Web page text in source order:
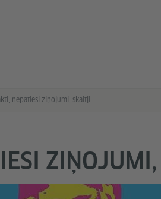
nepatiesi ziņojumi, skaitļi